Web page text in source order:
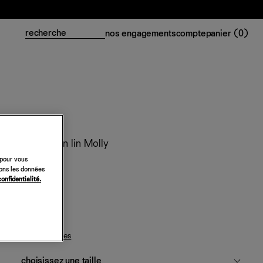
nos engagementscomptepanier (0)
Chemise en lin Molly
188 €
guide des tailles
vous
les données